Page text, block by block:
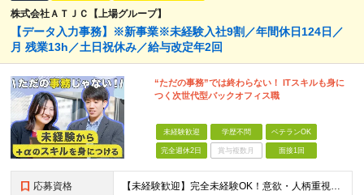
株式会社ＡＴＪＣ【上場グループ】
【データ入力事務】※新事業※未経験入社9割／年間休日124日／
月 残業13h／土日祝休み／給与改定年2回
“ただの事務”では終わらない！ ITスキルも身に
つく次世代型バックオフィス職
未経験歓迎 学歴不問 ベテランOK
完全週休2日 賞与複数月 面接1回
応募資格 【未経験歓迎】完全未経験OK！意欲・人柄重視のポテンシャル採用【学歴不問】 ■未経験歓迎 ■学歴・年齢不問 ■第二新卒OK ■ブランクOK ＼こんな方におすすめ♪／ ・変化を前向きに捉え、新しい技